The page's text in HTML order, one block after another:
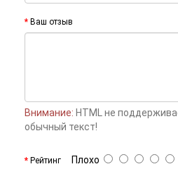
Ваш отзыв
Внимание: HTML не
обычный текст!
Рейтинг Плохо